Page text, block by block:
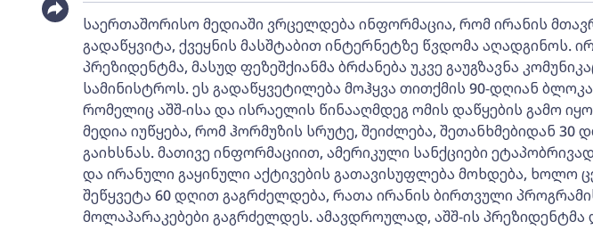
საერთაშორისო მედიაში ვრცელდება ინფორმაცია, რომ ირანის
გადაწყვიტა, ქვეყნის მასშტაბით ინტერნეტზე წვდომა აღადგინოს.
პრეზიდენტმა, მასუდ ფეზეშქიანმა ბრძანება უკვე გაუგზავნა
სამინისტროს. ეს გადაწყვეტილება მოჰყვა თითქმის 90-დღიან
რომელიც აშშ-ისა და ისრაელის წინააღმდეგ ომის დაწყების გამო
მედია იუწყება, რომ ჰორმუზის სრუტე, შეიძლება, შეთანხმებიდან 30
გაიხსნას. მათივე ინფორმაციით, ამერიკული სანქციები
და ირანული გაყინული აქტივების გათავისუფლება მოხდება, ხოლო
შეწყვეტა 60 დღით გაგრძელდება, რათა ირანის ბირთვული
მოლაპარაკებები გაგრძელდეს. ამავდროულად, აშშ-ის